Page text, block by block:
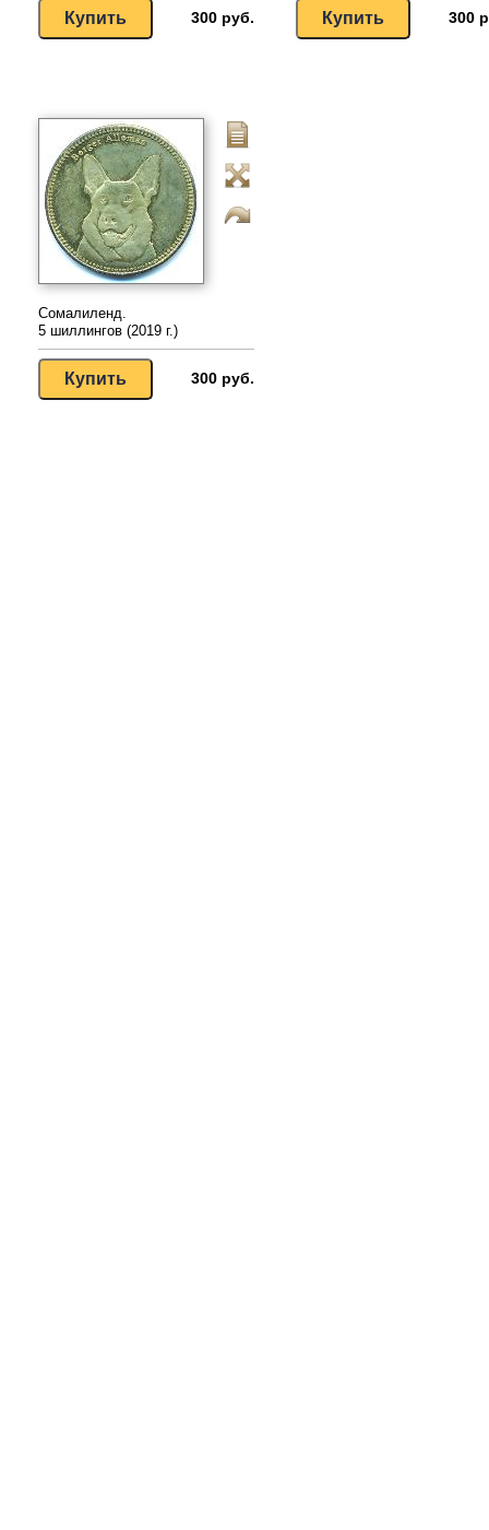
300 руб. 300
Сомалиленд.
5 шиллингов (2019 г.)
300 руб.